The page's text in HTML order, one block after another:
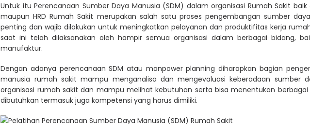
Untuk itu Perencanaan Sumber Daya Manusia (SDM) dalam organisasi Rumah Sakit
maupun HRD Rumah Sakit merupakan salah satu proses pengembangan sumber
penting dan wajib dilakukan untuk meningkatkan pelayanan dan produktifitas kerja
saat ini telah dilaksanakan oleh hampir semua organisasi dalam berbagai bidang,
manufaktur.
Dengan adanya perencanaan SDM atau manpower planning diharapkan bagian
manusia rumah sakit mampu menganalisa dan mengevaluasi keberadaan sumber
organisasi rumah sakit dan mampu melihat kebutuhan serta bisa menentukan
dibutuhkan termasuk juga kompetensi yang harus dimiliki.